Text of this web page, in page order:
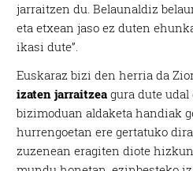
jarraitzen du. Belaunaldiz
eta etxean jaso ez duten
ikasi dute”.
Euskaraz bizi den herria da
izaten jarraitzea gura dute udal
bizimoduan aldaketa handiak
hurrengoetan ere gertatuko
zuzenean eragiten diote